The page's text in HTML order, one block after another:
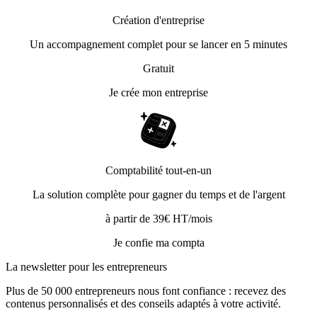
Création d'entreprise
Un accompagnement complet pour se lancer en 5 minutes
Gratuit
Je crée mon entreprise
Comptabilité tout-en-un
La solution complète pour gagner du temps et de l'argent
à partir de 39€ HT/mois
Je confie ma compta
La newsletter pour les entrepreneurs
Plus de 50 000 entrepreneurs nous font confiance : recevez des
contenus personnalisés et des conseils adaptés à votre activité.